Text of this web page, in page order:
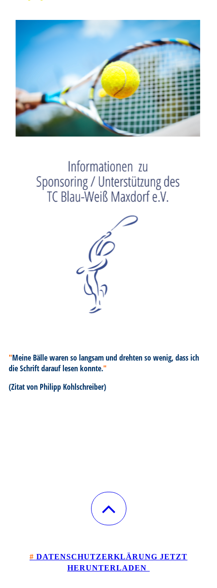
"Meine Bälle waren so langsam und drehten so wenig, dass ich
die Schrift darauf lesen konnte."
(Zitat von Philipp Kohlschreiber)
# DATENSCHUTZERKLÄRUNG JETZT
HERUNTERLADEN